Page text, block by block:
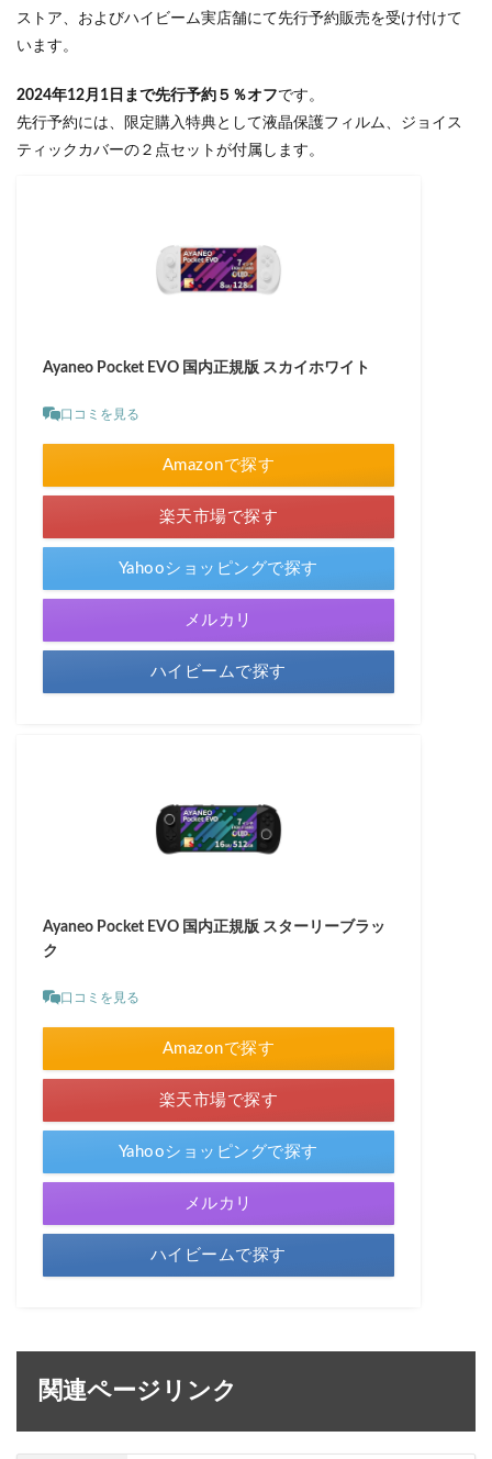
ストア、およびハイビーム実店舗にて先行予約販売を受け付けて
います。
2024年12月1日まで先行予約５％オフです。
先行予約には、限定購入特典として液晶保護フィルム、ジョイス
ティックカバーの２点セットが付属します。
Ayaneo Pocket EVO 国内正規版 スカイホワイト
口コミを見る
Amazonで探す
楽天市場で探す
Yahooショッピングで探す
メルカリ
ハイビームで探す
Ayaneo Pocket EVO 国内正規版 スターリーブラッ
ク
口コミを見る
Amazonで探す
楽天市場で探す
Yahooショッピングで探す
メルカリ
ハイビームで探す
関連ページリンク